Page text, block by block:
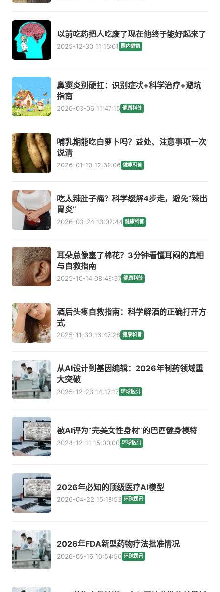
以前吃药把人吃废了现在他终于能好起来了
2025-12-30 11:15:01 国内健康
鼻窦炎别硬扛：识别症状+科学治疗+避坑
指南
2026-03-06 11:47:15 健康科普
哺乳期能吃白萝卜吗？益处、注意事项一次
说清
2026-01-10 12:39:06 健康科普
吃太辣肚子痛？科学缓解4步走，避免“辣出
胃炎”
2026-03-24 13:02:44 健康科普
耳朵总像塞了棉花？3分钟看懂耳闷的真相
与自救指南
2025-10-14 08:46:37 健康科普
酒后头疼自救指南：科学解酒的正确打开方
式
2025-11-30 16:47:28 健康科普
从AI设计到基因编辑：2026年制药领域重
大突破
2025-12-23 14:17:17 环球医讯
被AI评为“完美女性身材”的巴西健身模特
2024-12-11 15:00:00 环球医讯
2026年必知的顶级医疗AI模型
2026-04-22 15:18:53 环球医讯
2026年FDA新型药物疗法批准情况
2026-05-16 10:54:50 环球医讯